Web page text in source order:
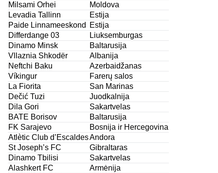
Milsami Orhei
Moldova
Levadia Tallinn
Estija
Paide Linnameeskond
Estija
Differdange 03
Liuksemburgas
Dinamo Minsk
Baltarusija
Vllaznia Shkodër
Albanija
Neftchi Baku
Azerbaidžanas
Víkingur
Farerų salos
La Fiorita
San Marinas
Dečić Tuzi
Juodkalnija
Dila Gori
Sakartvelas
BATE Borisov
Baltarusija
FK Sarajevo
Bosnija ir Hercegovina
Atlètic Club d’EscaldesAndora
St Joseph’s FC
Gibraltaras
Dinamo Tbilisi
Sakartvelas
Alashkert FC
Armėnija